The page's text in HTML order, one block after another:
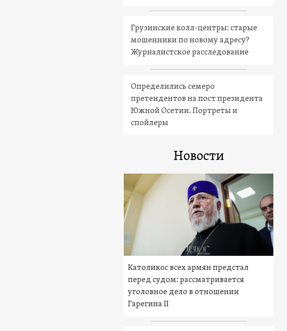
Грузинские колл-центры: старые
мошенники по новому адресу?
Журналистское расследование
Определились семеро
претендентов на пост президента
Южной Осетии. Портреты и
спойлеры
Новости
Католикос всех армян предстал
перед судом: рассматривается
уголовное дело в отношении
Гарегина II